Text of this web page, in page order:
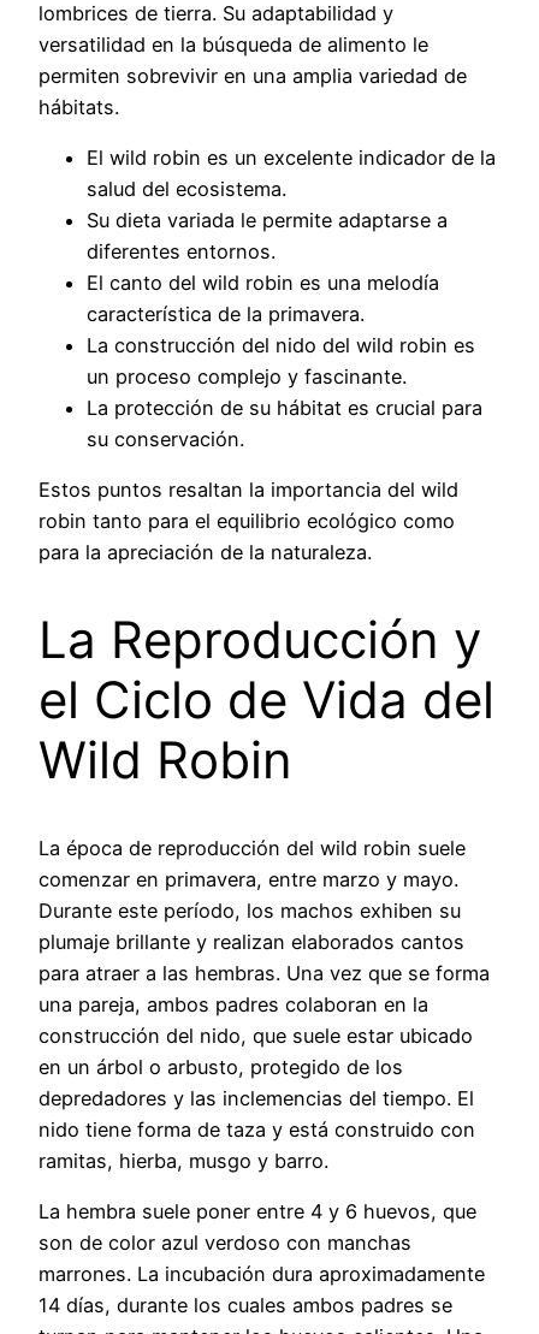
lombrices de tierra. Su adaptabilidad y
versatilidad en la búsqueda de alimento le
permiten sobrevivir en una amplia variedad de
hábitats.
El wild robin es un excelente indicador de la
salud del ecosistema.
Su dieta variada le permite adaptarse a
diferentes entornos.
El canto del wild robin es una melodía
característica de la primavera.
La construcción del nido del wild robin es
un proceso complejo y fascinante.
La protección de su hábitat es crucial para
su conservación.
Estos puntos resaltan la importancia del wild
robin tanto para el equilibrio ecológico como
para la apreciación de la naturaleza.
La Reproducción y
el Ciclo de Vida del
Wild Robin
La época de reproducción del wild robin suele
comenzar en primavera, entre marzo y mayo.
Durante este período, los machos exhiben su
plumaje brillante y realizan elaborados cantos
para atraer a las hembras. Una vez que se forma
una pareja, ambos padres colaboran en la
construcción del nido, que suele estar ubicado
en un árbol o arbusto, protegido de los
depredadores y las inclemencias del tiempo. El
nido tiene forma de taza y está construido con
ramitas, hierba, musgo y barro.
La hembra suele poner entre 4 y 6 huevos, que
son de color azul verdoso con manchas
marrones. La incubación dura aproximadamente
14 días, durante los cuales ambos padres se